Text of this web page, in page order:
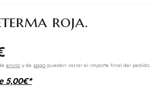
roja.
envío y de pago pueden variar el importe final del pedido.
5,00€*